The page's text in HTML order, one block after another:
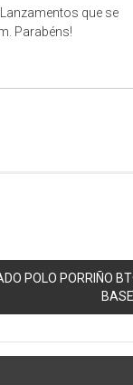
que se
Parabéns!
POLO PORRIÑO
BASE